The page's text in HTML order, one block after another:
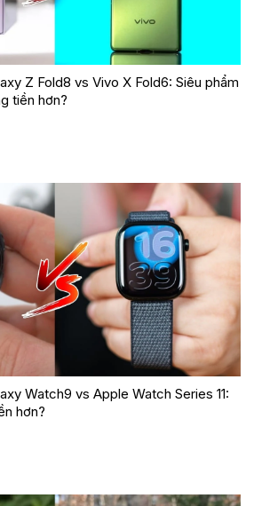
Z Fold8 vs Vivo X Fold6: Siêu phẩm
tiền hơn?
Watch9 vs Apple Watch Series 11:
hơn?